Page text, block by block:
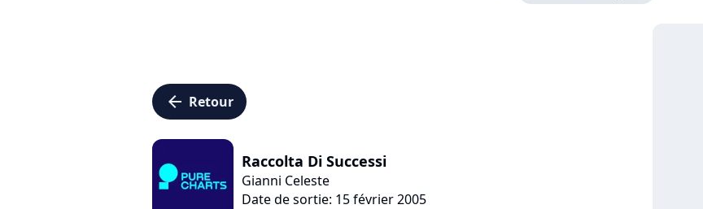
arrow_left Retour
Raccolta Di Successi
Gianni Celeste
Date de sortie: 15 février 2005